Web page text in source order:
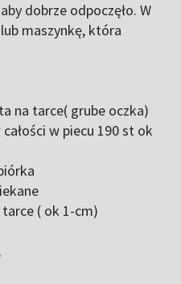
dobrze odpoczęło. W
maszynkę, która
na tarce( grube oczka)
w piecu 190 st ok
( ok 1-cm)